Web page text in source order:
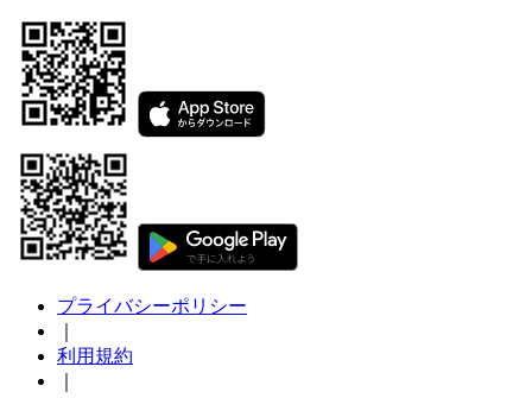
プライバシーポリシー
利用規約